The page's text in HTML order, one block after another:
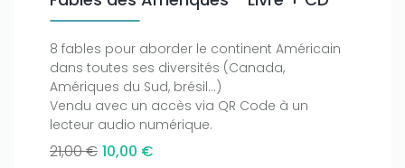
8 fables pour aborder le continent Américain
dans toutes ses diversités (Canada,
Amériques du Sud, brésil...)
Vendu avec un accès via QR Code à un
lecteur audio numérique.
21,00 € 10,00 €